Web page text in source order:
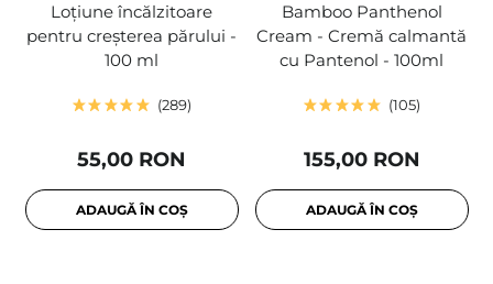
Loțiune încălzitoare
pentru creșterea părului -
100 ml
289
55,00 RON
ADAUGĂ ÎN COȘ
Bamboo Panthenol
Cream - Cremă calmantă
cu Pantenol - 100ml
105
155,00 RON
ADAUGĂ ÎN COȘ